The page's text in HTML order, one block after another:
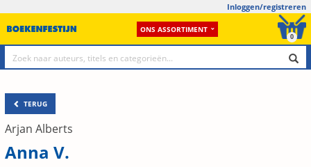
Inloggen/registreren
ONS ASSORTIMENT
0
TERUG
Arjan Alberts
Anna V.